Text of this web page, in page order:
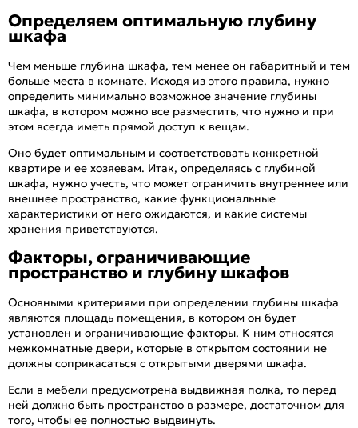
Определяем оптимальную глубину
шкафа
Чем меньше глубина шкафа, тем менее он габаритный и тем
больше места в комнате. Исходя из этого правила, нужно
определить минимально возможное значение глубины
шкафа, в котором можно все разместить, что нужно и при
этом всегда иметь прямой доступ к вещам.
Оно будет оптимальным и соответствовать конкретной
квартире и ее хозяевам. Итак, определяясь с глубиной
шкафа, нужно учесть, что может ограничить внутреннее или
внешнее пространство, какие функциональные
характеристики от него ожидаются, и какие системы
хранения приветствуются.
Факторы, ограничивающие
пространство и глубину шкафов
Основными критериями при определении глубины шкафа
являются площадь помещения, в котором он будет
установлен и ограничивающие факторы. К ним относятся
межкомнатные двери, которые в открытом состоянии не
должны соприкасаться с открытыми дверями шкафа.
Если в мебели предусмотрена выдвижная полка, то перед
ней должно быть пространство в размере, достаточном для
того, чтобы ее полностью выдвинуть.